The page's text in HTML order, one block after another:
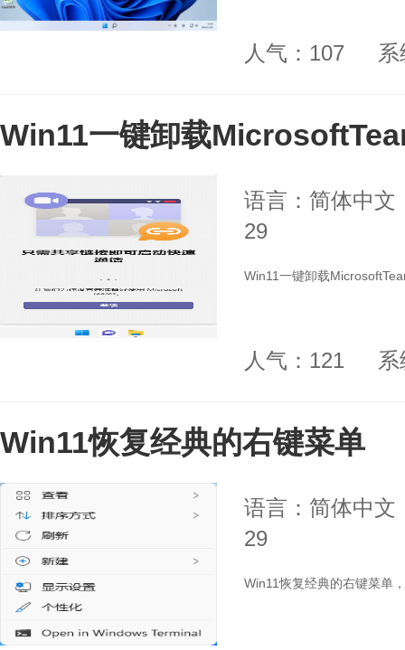
人气：107
Win11一键卸载
语言：简体中文
29
Win11一键卸载
人气：121
Win11恢复经典的右键菜单
语言：简体中文
29
Win11恢复经典的右键菜单